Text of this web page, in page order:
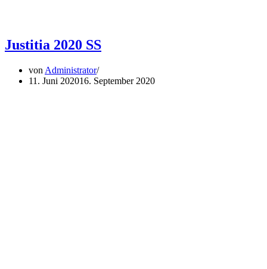
Justitia 2020 SS
von Administrator
11. Juni 202016. September 2020